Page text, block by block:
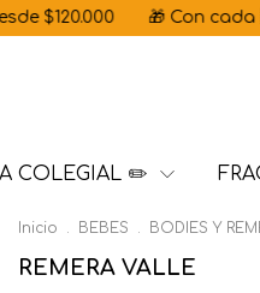
🎁 Con cada 🇦🇷
COLEGIAL ✏️
Inicio . BEBES . BODIES Y
REMERA VALLE